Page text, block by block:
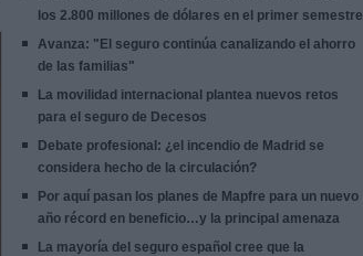
los 2.800 millones de dólares en el primer semestre
Avanza: "El seguro continúa canalizando el ahorro
de las familias"
La movilidad internacional plantea nuevos retos
para el seguro de Decesos
Debate profesional: ¿el incendio de Madrid se
considera hecho de la circulación?
Por aquí pasan los planes de Mapfre para un nuevo
año récord en beneficio…y la principal amenaza
La mayoría del seguro español cree que la